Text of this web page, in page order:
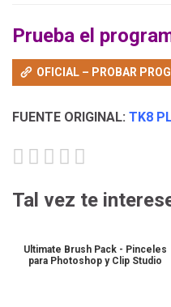
Prueba el
OFICIAL – PROBAR
FUENTE ORIGINAL: TK8
Tal vez te
Ultimate Brush Pack - Pinceles
para Photoshop y Clip Studio